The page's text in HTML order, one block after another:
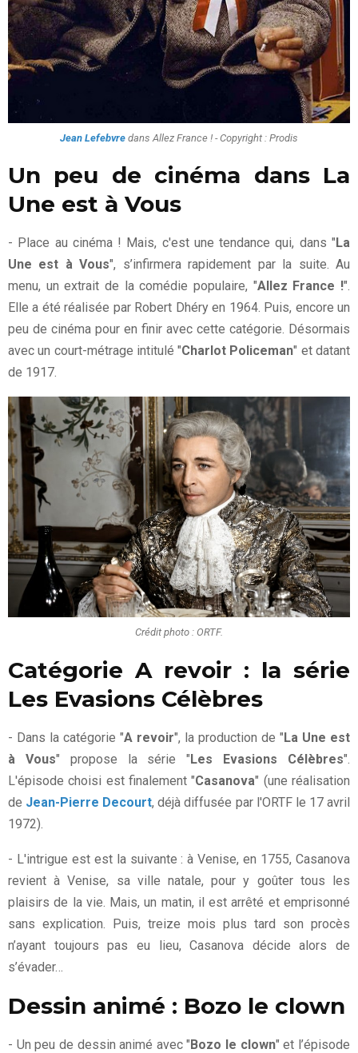
Jean Lefebvre dans Allez France ! - Copyright : Prodis
Un peu de cinéma dans La
Une est à Vous
- Place au cinéma ! Mais, c'est une tendance qui, dans " La
Une est à Vous", s’infirmera rapidement par la suite. Au
menu, un extrait de la comédie populaire, "Allez France !".
Elle a été réalisée par Robert Dhéry en 1964. Puis, encore un
peu de cinéma pour en finir avec cette catégorie. Désormais
avec un court-métrage intitulé "Charlot Policeman" et datant
de 1917.
Crédit photo : ORTF.
Catégorie A revoir : la série
Les Evasions Célèbres
- Dans la catégorie "A revoir", la production de "La Une est
à Vous" propose la série "Les Evasions Célèbres".
L'épisode choisi est finalement "Casanova" (une réalisation
de Jean-Pierre Decourt, déjà diffusée par l'ORTF le 17 avril
1972).
- L'intrigue est est la suivante : à Venise, en 1755, Casanova
revient à Venise, sa ville natale, pour y goûter tous les
plaisirs de la vie. Mais, un matin, il est arrêté et emprisonné
sans explication. Puis, treize mois plus tard son procès
n’ayant toujours pas eu lieu, Casanova décide alors de
s’évader…
Dessin animé : Bozo le clown
- Un peu de dessin animé avec "Bozo le clown" et l’épisode